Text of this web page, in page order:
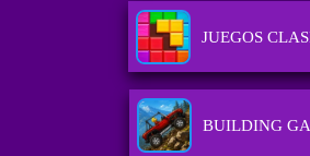
JUEGOS
BUILDING